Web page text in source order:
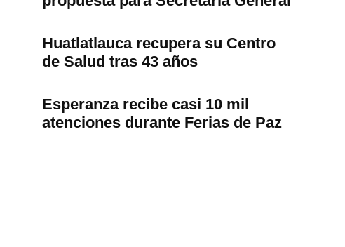
Huatlatlauca recupera su Centro
de Salud tras 43 años
Esperanza recibe casi 10 mil
atenciones durante Ferias de Paz